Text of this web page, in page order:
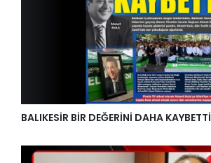
BALIKESİR BİR DEĞERİNİ DAHA KAYBETTİ